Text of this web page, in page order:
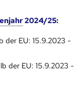
2024/25:
der EU: 15.9.2023 -
der EU: 15.9.2023 -